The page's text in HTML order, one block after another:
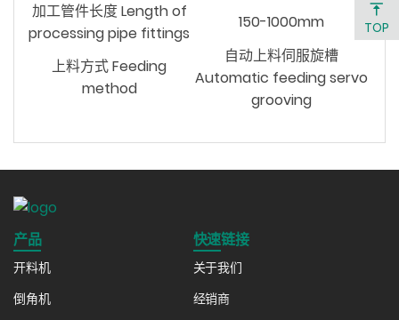
加工管件长度 Length of
processing pipe fittings
150-1000mm
上料方式 Feeding
method
自动上料伺服旋槽
Automatic feeding servo
grooving
产品
开料机
倒角机
快速链接
关于我们
经销商
TOP